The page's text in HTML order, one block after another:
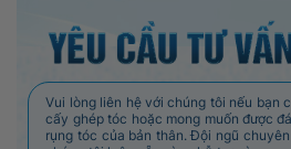
Vui lòng liên hệ với chúng tôi nếu bạn
cấy ghép tóc hoặc mong muốn được
rụng tóc của bản thân. Đội ngũ